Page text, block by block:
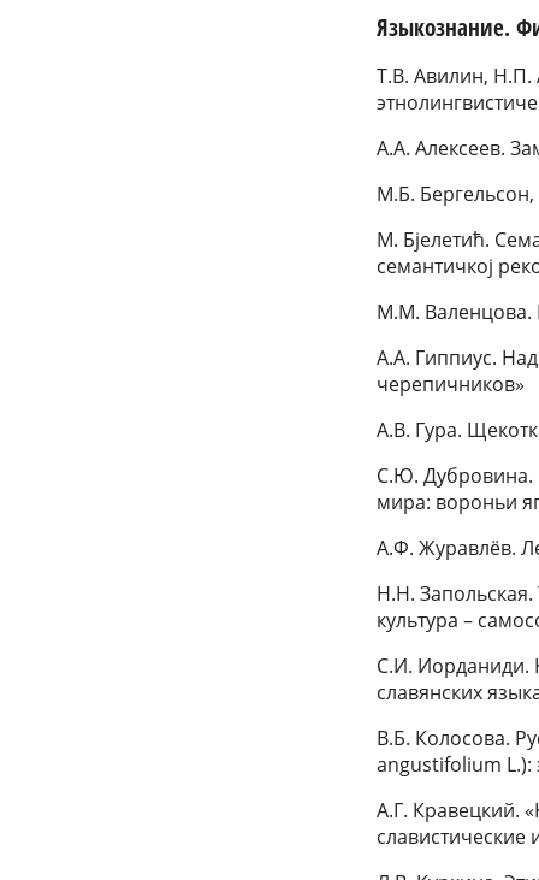
Языкознание.
Т.В. Авилин, Н.П.
А.А. Алексеев.
М.Б.
М. Бјелетић.
семантичкој
М.М. Валенцова.
А.А. Гиппиус.
черепичников»
А.В. Гура.
С.Ю. Дубровина.
мира: вороньи
А.Ф. Журавлёв.
Н.Н. Запольская.
культура –
С.И. Иорданиди.
славянских
В.Б. Колосова.
angustifolium L.):
А.Г. Кравецкий.
славистические